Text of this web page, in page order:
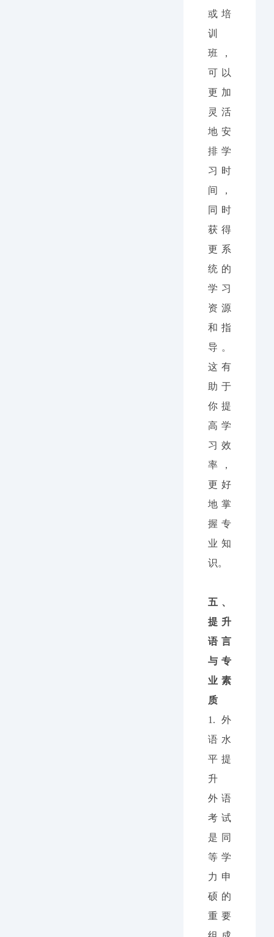
或培
训
班，
可以
更加
灵活
地安
排学
习时
间，
同时
获得
更系
统的
学习
资源
和指
导。
这有
助于
你提
高学
习效
率，
更好
地掌
握专
业知
识。
五、
提升
语言
与专
业素
质
1. 外
语水
平提
升
外语
考试
是同
等学
力申
硕的
重要